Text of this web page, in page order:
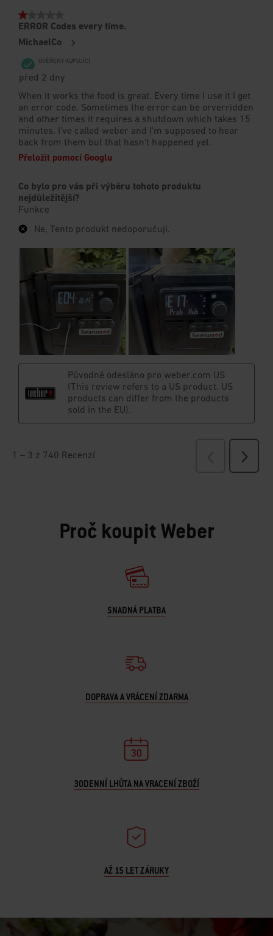
Proč koupit Weber
SNADNÁ PLATBA
DOPRAVA A VRÁCENÍ ZDARMA
30DENNÍ LHŮTA NA VRACENÍ ZBOŽÍ
AŽ 15 LET ZÁRUKY